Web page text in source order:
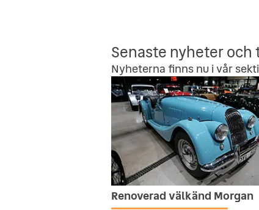
Senaste nyheter och
Nyheterna finns nu i vår
Renoverad välkänd Morgan